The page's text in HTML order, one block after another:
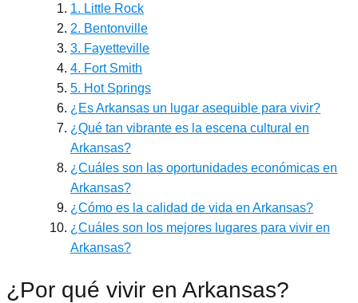
1. Little Rock
2. Bentonville
3. Fayetteville
4. Fort Smith
5. Hot Springs
¿Es Arkansas un lugar asequible para vivir?
¿Qué tan vibrante es la escena cultural en
Arkansas?
¿Cuáles son las oportunidades económicas en
Arkansas?
¿Cómo es la calidad de vida en Arkansas?
¿Cuáles son los mejores lugares para vivir en
Arkansas?
¿Por qué vivir en Arkansas?